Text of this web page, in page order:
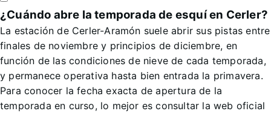
¿Cuándo abre la temporada de esquí en Cerler?
La estación de Cerler-Aramón suele abrir sus pistas entre
finales de noviembre y principios de diciembre, en
función de las condiciones de nieve de cada temporada,
y permanece operativa hasta bien entrada la primavera.
Para conocer la fecha exacta de apertura de la
temporada en curso, lo mejor es consultar la web oficial